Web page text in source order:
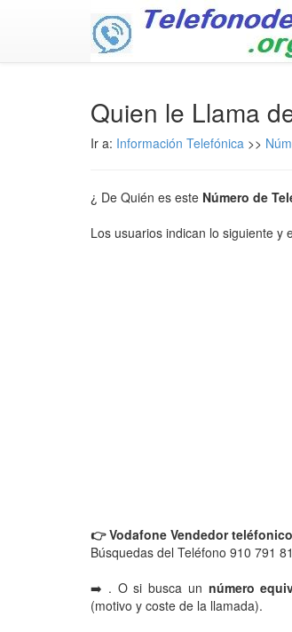
Quien le Llama
Ir a: Información Telefónica >>
¿ De Quién es este Número de
Los usuarios indican lo siguiente y
👉 Vodafone Vendedor teléfonico
Búsquedas del Teléfono 910 791
➡️ . O si busca un número
(motivo y coste de la llamada).